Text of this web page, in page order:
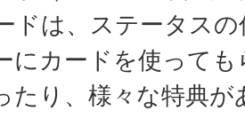
ドは、ステータス
にカードを使って
たり、様々な特典